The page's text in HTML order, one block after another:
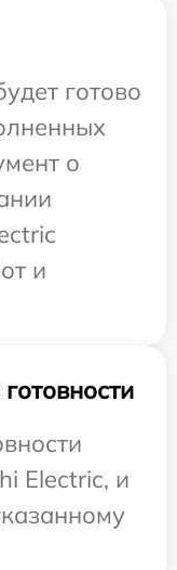
готово
о
и
Electric, и